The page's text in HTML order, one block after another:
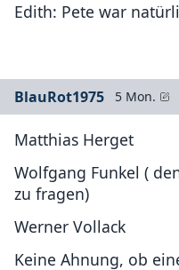
Edith: Pete war
BlauRot1975 5 Mon.
Matthias Herget
Wolfgang Funkel (
zu fragen)
Werner Vollack
Keine Ahnung, ob